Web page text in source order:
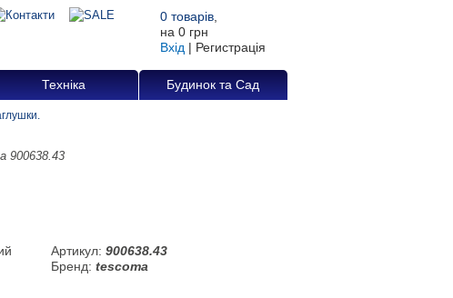
0 товарів
на 0 грн
Вхід | Регистрація
Техніка Будинок та Сад
900638.43
Артикул: 900638.43
Бренд: tescoma